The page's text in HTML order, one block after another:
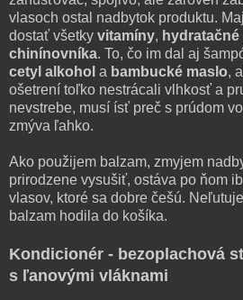
vlasoch ostal nadbytok produktu.
dostať všetky vitamíny,
chinínovníka. To, čo im dal aj
cetyl alkohol a bambucké maslo,
ošetrení toľko nestrácali vlhkosť a
nevstrebe, musí ísť preč s prúdom
zmýva ľahko.
Ako použijem balzam, zmyjem
prirodzene vysušiť, ostáva po ňom
vlasov, ktoré sa dobre češú.
balzam hodila do košíka.
Kondicionér - bezoplachová
s ľanovými vláknami